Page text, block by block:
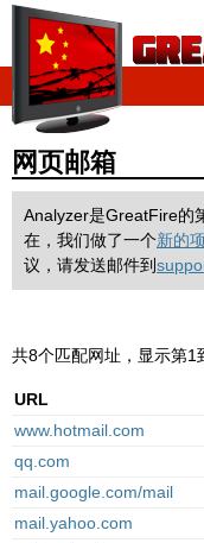
网页邮箱
Analyzer是GreatFire的
在，我们做了一个新的
议，请发送邮件到
共8个匹配网址，显示第1
URL
www.hotmail.com
qq.com
mail.google.com/mail
mail.yahoo.com